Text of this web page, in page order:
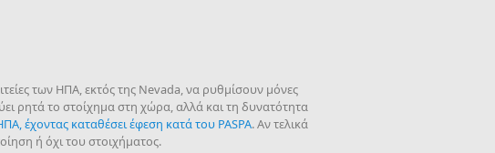
των ΗΠΑ, εκτός της Nevada, να ρυθμίσουν μόνες
ρητά το στοίχημα στη χώρα, αλλά και τη δυνατότητα
έχοντας καταθέσει έφεση κατά του PASPA. Αν τελικά
ή όχι του στοιχήματος.